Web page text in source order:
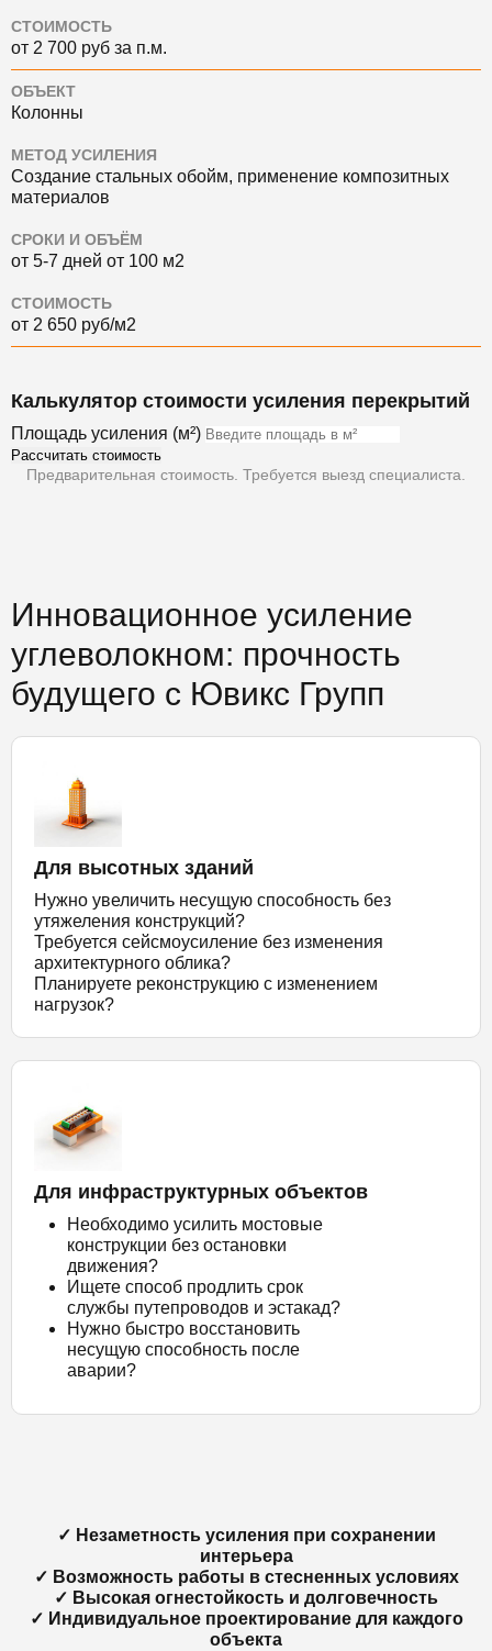
СТОИМОСТЬ
от 2 700 руб за п.м.
ОБЪЕКТ
Колонны
МЕТОД УСИЛЕНИЯ
Создание стальных обойм, применение композитных
материалов
СРОКИ И ОБЪЁМ
от 5-7 дней от 100 м2
СТОИМОСТЬ
от 2 650 руб/м2
Калькулятор стоимости усиления перекрытий
Площадь усиления (м²)
Рассчитать стоимость
Предварительная стоимость. Требуется выезд специалиста.
Инновационное усиление
углеволокном: прочность
будущего с Ювикс Групп
Для высотных зданий
Нужно увеличить несущую способность без
утяжеления конструкций?
Требуется сейсмоусиление без изменения
архитектурного облика?
Планируете реконструкцию с изменением
нагрузок?
Для инфраструктурных объектов
Необходимо усилить мостовые
конструкции без остановки
движения?
Ищете способ продлить срок
службы путепроводов и эстакад?
Нужно быстро восстановить
несущую способность после
аварии?
✓ Незаметность усиления при сохранении
интерьера
✓ Возможность работы в стесненных условиях
✓ Высокая огнестойкость и долговечность
✓ Индивидуальное проектирование для каждого
объекта